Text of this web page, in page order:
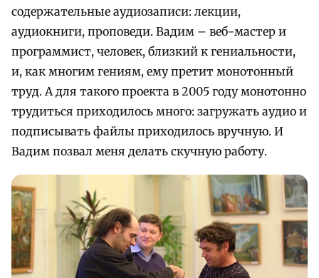
содержательные аудиозаписи: лекции,
аудиокниги, проповеди. Вадим – веб-мастер и
программист, человек, близкий к гениальности,
и, как многим гениям, ему претит монотонный
труд. А для такого проекта в 2005 году монотонно
трудиться приходилось много: загружать аудио и
подписывать файлы приходилось вручную. И
Вадим позвал меня делать скучную работу.